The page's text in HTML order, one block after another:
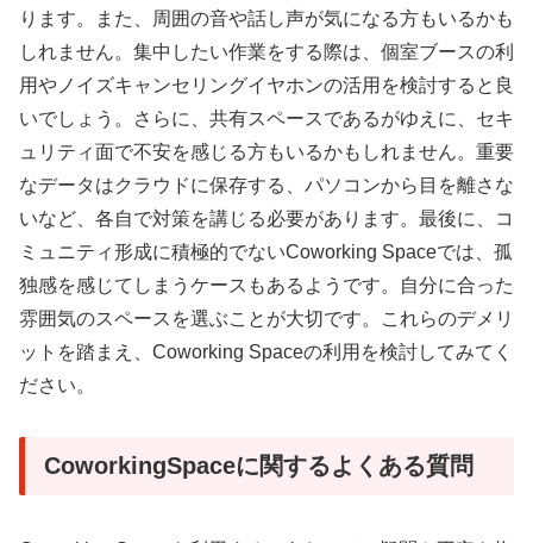
ります。また、周囲の音や話し声が気になる方もいるかも
しれません。集中したい作業をする際は、個室ブースの利
用やノイズキャンセリングイヤホンの活用を検討すると良
いでしょう。さらに、共有スペースであるがゆえに、セキ
ュリティ面で不安を感じる方もいるかもしれません。重要
なデータはクラウドに保存する、パソコンから目を離さな
いなど、各自で対策を講じる必要があります。最後に、コ
ミュニティ形成に積極的でないCoworking Spaceでは、孤
独感を感じてしまうケースもあるようです。自分に合った
雰囲気のスペースを選ぶことが大切です。これらのデメリ
ットを踏まえ、Coworking Spaceの利用を検討してみてく
ださい。
CoworkingSpaceに関するよくある質問